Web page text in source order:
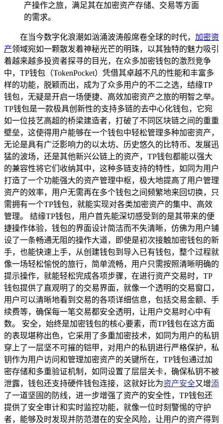
产操作之旅，满足其在加密资产存储、交易等方面
的需求。
在当今数字化浪潮如汹涌波涛般席卷全球的时代， 加密资
产领域宛如一颗散发着神秘光芒的明珠，以其独特的魅力吸引
着越来越多投资者探寻的目光，在众多加密钱包的激烈竞争
中，TP钱包（TokenPocket）凭借其卓越不凡的性能和丰富多
样的功能，脱颖而出，成为了众多用户的不二之选，结缘TP
钱包，无疑是开启一场便捷、高效加密资产之旅的明智之举。
TP钱包是一款极具创新性的支持多链的去中心化钱包，它宛
如一位技艺高超的桥梁建造者，打破了不同区块链之间的重重
壁垒，这使得用户能够在一个钱包中轻松管理多种加密资产，
无论是具有广泛影响力的以太坊、历史悠久的比特币、发展迅
猛的波场，还是其他新兴公链上的资产，TP钱包都能以强大
的兼容性将它们收纳其中，这种多链支持的特性，如同为用户
打造了一个功能强大的资产管理中枢，极大地提高了用户管理
资产的效率，用户无需再在多个钱包之间频繁地来回切换，只
需拥有一个TP钱包，就能实现对各类加密资产的集中、高效
管理。 结缘TP钱包，用户首先能深切感受到的是其带来的便
捷操作体验，钱包的界面设计简洁而不失清晰，仿佛为用户铺
设了一条畅通无阻的操作大道，即使是初次接触加密钱包的新
手，也能快速上手，从创建钱包到导入已有钱包，整个过程就
像一场轻松愉悦的旅行，简单流畅，用户只需按照清晰明确的
提示操作，就能轻松完成各项步骤，在进行资产交易时，TP
钱包提供了直观明了的交易界面，就像一个透明的交易窗口，
用户可以清晰地看到交易的各项详细信息，包括交易金额、手
续费等，确保每一笔交易都安全透明，让用户交易时心中有
数。 安全，始终是加密钱包的核心要素，而TP钱包在这方面
的表现堪称出色，它采用了多重加密技术，如同为用户的私钥
穿上了一层坚不可摧的铠甲，对用户的私钥进行严格保护，私
钥作为用户访问和管理加密资产的关键所在，TP钱包通过加
密存储和多重验证机制，如同设置了层层关卡，确保私钥不被
泄露，钱包还支持硬件钱包连接，这就好比为资产安全又增添
了一道坚固的防线，进一步增强了资产的安全性，TP钱包还
提供了安全审计和实时监控功能，就像一位时刻警惕的守护
者，能够及时发现并防范潜在的安全风险，让用户的资产得到